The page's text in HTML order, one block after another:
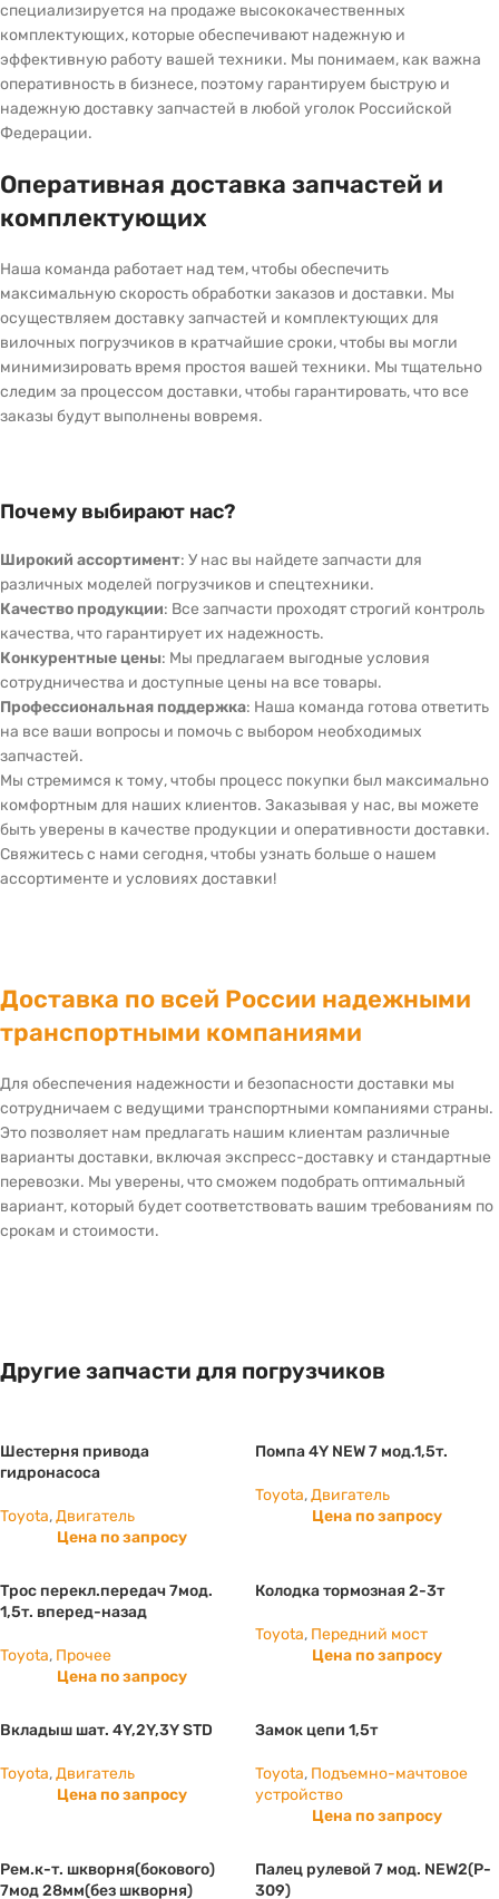
специализируется на продаже высококачественных
комплектующих, которые обеспечивают надежную и
эффективную работу вашей техники. Мы понимаем, как важна
оперативность в бизнесе, поэтому гарантируем быструю и
надежную доставку запчастей в любой уголок Российской
Федерации.
Оперативная доставка запчастей и
комплектующих
Наша команда работает над тем, чтобы обеспечить
максимальную скорость обработки заказов и доставки. Мы
осуществляем доставку запчастей и комплектующих для
вилочных погрузчиков в кратчайшие сроки, чтобы вы могли
минимизировать время простоя вашей техники. Мы тщательно
следим за процессом доставки, чтобы гарантировать, что все
заказы будут выполнены вовремя.
Почему выбирают нас?
Широкий ассортимент: У нас вы найдете запчасти для
различных моделей погрузчиков и спецтехники.
Качество продукции: Все запчасти проходят строгий контроль
качества, что гарантирует их надежность.
Конкурентные цены: Мы предлагаем выгодные условия
сотрудничества и доступные цены на все товары.
Профессиональная поддержка: Наша команда готова ответить
на все ваши вопросы и помочь с выбором необходимых
запчастей.
Мы стремимся к тому, чтобы процесс покупки был максимально
комфортным для наших клиентов. Заказывая у нас, вы можете
быть уверены в качестве продукции и оперативности доставки.
Свяжитесь с нами сегодня, чтобы узнать больше о нашем
ассортименте и условиях доставки!
Доставка по всей России надежными
транспортными компаниями
Для обеспечения надежности и безопасности доставки мы
сотрудничаем с ведущими транспортными компаниями страны.
Это позволяет нам предлагать нашим клиентам различные
варианты доставки, включая экспресс-доставку и стандартные
перевозки. Мы уверены, что сможем подобрать оптимальный
вариант, который будет соответствовать вашим требованиям по
срокам и стоимости.
Другие запчасти для погрузчиков
Шестерня привода
гидронасоса
Toyota,Двигатель
Цена по запросу
Помпа 4Y NEW 7 мод.1,5т.
Toyota,Двигатель
Цена по запросу
Трос перекл.передач 7мод.
1,5т. вперед-назад
Toyota, Прочее
Цена по запросу
Колодка тормозная 2-3т
Toyota, Передний мост
Цена по запросу
Вкладыш шат. 4Y,2Y,3Y STD
Toyota,Двигатель
Цена по запросу
Замок цепи 1,5т
Toyota, Подъемно-мачтовое
устройство
Цена по запросу
Рем.к-т. шкворня(бокового)
7мод 28мм(без шкворня)
Палец рулевой 7 мод. NEW2(P-
309)